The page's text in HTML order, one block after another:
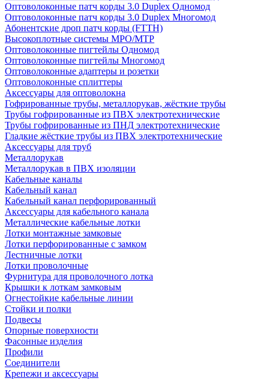
Оптоволоконные патч корды 3.0 Duplex Одномод
Оптоволоконные патч корды 3.0 Duplex Многомод
Абонентские дроп патч корды (FTTH)
Высокоплотные системы MPO/MTP
Оптоволоконные пигтейлы Одномод
Оптоволоконные пигтейлы Многомод
Оптоволоконные адаптеры и розетки
Оптоволоконные сплиттеры
Аксессуары для оптоволокна
Гофрированные трубы, металлорукав, жёсткие трубы
Трубы гофрированные из ПВХ электротехнические
Трубы гофрированные из ПНД электротехнические
Гладкие жёсткие трубы из ПВХ электротехнические
Аксессуары для труб
Металлорукав
Металлорукав в ПВХ изоляции
Кабельные каналы
Кабельный канал
Кабельный канал перфорированный
Аксессуары для кабельного канала
Металлические кабельные лотки
Лотки монтажные замковые
Лотки перфорированные с замком
Лестничные лотки
Лотки проволочные
Фурнитура для проволочного лотка
Крышки к лоткам замковым
Огнестойкие кабельные линии
Стойки и полки
Подвесы
Опорные поверхности
Фасонные изделия
Профили
Соединители
Крепежи и аксессуары